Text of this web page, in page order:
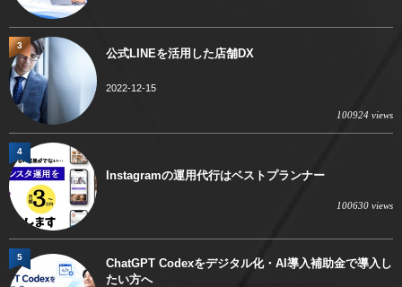
公式LINEを活用した店舗DX
2022-12-15
100924 views
3
Instagramの運用代行はベストプランナー
100630 views
4
ChatGPT Codexをデジタル化・AI導入補助金で導入し
たい方へ
5